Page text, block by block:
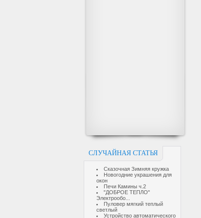
СЛУЧАЙНАЯ СТАТЬЯ
Сказочная Зимняя кружка
Новогодние украшения для
окон
Печи Камины ч.2
"ДОБРОЕ ТЕПЛО"
Электрообо...
Пуловер мягкий теплый
светлый
Устройство автоматического